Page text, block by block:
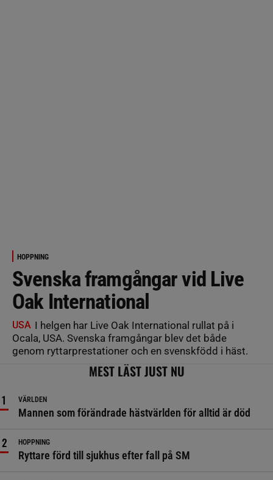
HOPPNING
Svenska framgångar vid Live
Oak International
USA I helgen har Live Oak International rullat på i
Ocala, USA. Svenska framgångar blev det både
genom ryttarprestationer och en svenskfödd i häst.
MEST LÄST JUST NU
VÄRLDEN
Mannen som förändrade hästvärlden för alltid är död
HOPPNING
Ryttare förd till sjukhus efter fall på SM